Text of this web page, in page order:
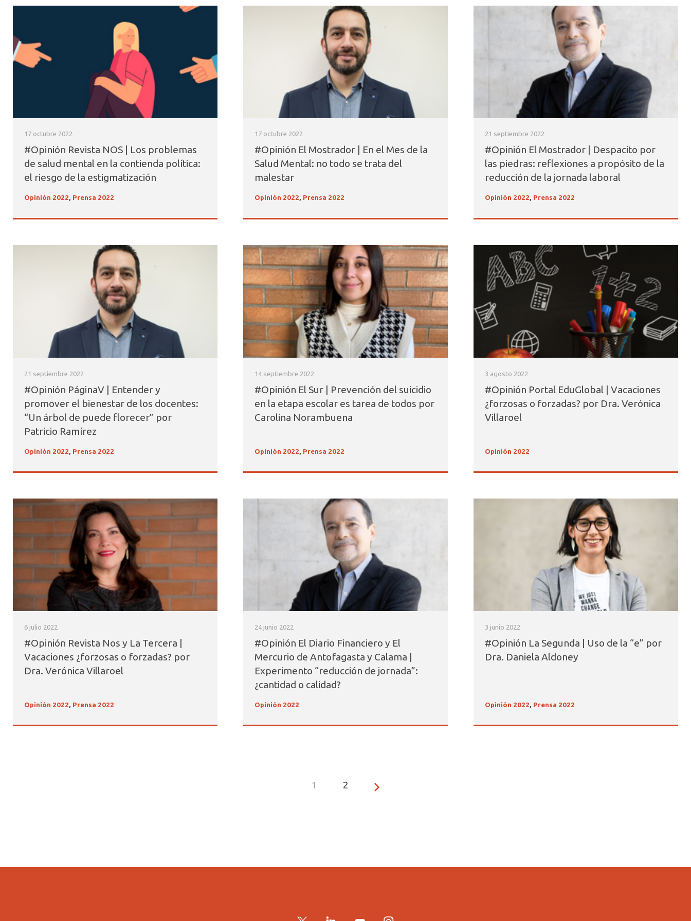
17 octubre 2022
#Opinión Revista NOS | Los problemas
de salud mental en la contienda política:
el riesgo de la estigmatización
Opinión 2022, Prensa 2022
17 octubre 2022
#Opinión El Mostrador | En el Mes de la
Salud Mental: no todo se trata del
malestar
Opinión 2022, Prensa 2022
21 septiembre 2022
#Opinión El Mostrador | Despacito por
las piedras: reflexiones a propósito de la
reducción de la jornada laboral
Opinión 2022, Prensa 2022
21 septiembre 2022
#Opinión PáginaV | Entender y
promover el bienestar de los docentes:
“Un árbol de puede florecer” por
Patricio Ramírez
Opinión 2022, Prensa 2022
14 septiembre 2022
#Opinión El Sur | Prevención del suicidio
en la etapa escolar es tarea de todos por
Carolina Norambuena
Opinión 2022, Prensa 2022
3 agosto 2022
#Opinión Portal EduGlobal | Vacaciones
¿forzosas o forzadas? por Dra. Verónica
Villaroel
Opinión 2022
6 julio 2022
#Opinión Revista Nos y La Tercera |
Vacaciones ¿forzosas o forzadas? por
Dra. Verónica Villaroel
Opinión 2022, Prensa 2022
24 junio 2022
#Opinión El Diario Financiero y El
Mercurio de Antofagasta y Calama |
Experimento “reducción de jornada”:
¿cantidad o calidad?
Opinión 2022
3 junio 2022
#Opinión La Segunda | Uso de la “e” por
Dra. Daniela Aldoney
Opinión 2022, Prensa 2022
1 2